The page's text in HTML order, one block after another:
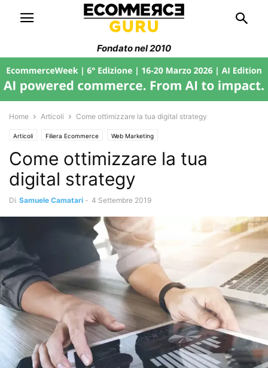
Fondato nel 2010
Home Articoli Come ottimizzare la tua digital strategy
Articoli Filiera Ecommerce Web Marketing
Come ottimizzare la tua
digital strategy
Di Samuele Camatari - 4 Settembre 2019